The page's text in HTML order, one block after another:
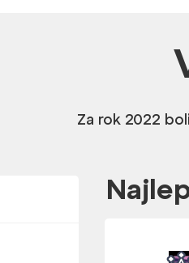
Za rok 2022